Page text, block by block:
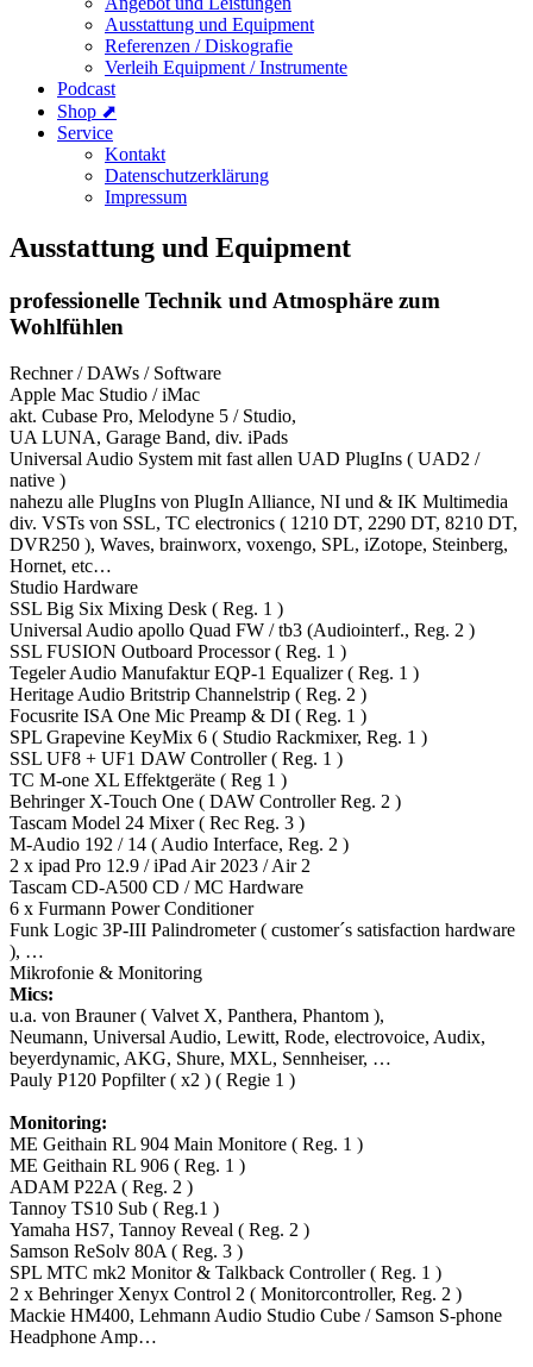
Ausstattung und Equipment
Referenzen / Diskografie
Verleih Equipment / Instrumente
Podcast
Shop ⬈
Service
Kontakt
Datenschutzerklärung
Impressum
Ausstattung und Equipment
professionelle Technik und Atmosphäre zum
Wohlfühlen
Rechner / DAWs / Software
Apple Mac Studio / iMac
akt. Cubase Pro, Melodyne 5 / Studio,
UA LUNA, Garage Band, div. iPads
Universal Audio System mit fast allen UAD PlugIns ( UAD2 /
native )
nahezu alle PlugIns von PlugIn Alliance, NI und & IK Multimedia
div. VSTs von SSL, TC electronics ( 1210 DT, 2290 DT, 8210 DT,
DVR250 ), Waves, brainworx, voxengo, SPL, iZotope, Steinberg,
Hornet, etc…
Studio Hardware
SSL Big Six Mixing Desk ( Reg. 1 )
Universal Audio apollo Quad FW / tb3 (Audiointerf., Reg. 2 )
SSL FUSION Outboard Processor ( Reg. 1 )
Tegeler Audio Manufaktur EQP-1 Equalizer ( Reg. 1 )
Heritage Audio Britstrip Channelstrip ( Reg. 2 )
Focusrite ISA One Mic Preamp & DI ( Reg. 1 )
SPL Grapevine KeyMix 6 ( Studio Rackmixer, Reg. 1 )
SSL UF8 + UF1 DAW Controller ( Reg. 1 )
TC M-one XL Effektgeräte ( Reg 1 )
Behringer X-Touch One ( DAW Controller Reg. 2 )
Tascam Model 24 Mixer ( Rec Reg. 3 )
M-Audio 192 / 14 ( Audio Interface, Reg. 2 )
2 x ipad Pro 12.9 / iPad Air 2023 / Air 2
Tascam CD-A500 CD / MC Hardware
6 x Furmann Power Conditioner
Funk Logic 3P-III Palindrometer ( customer´s satisfaction hardware
), …
Mikrofonie & Monitoring
Mics:
u.a. von Brauner ( Valvet X, Panthera, Phantom ),
Neumann, Universal Audio, Lewitt, Rode, electrovoice, Audix,
beyerdynamic, AKG, Shure, MXL, Sennheiser, …
Pauly P120 Popfilter ( x2 ) ( Regie 1 )
Monitoring:
ME Geithain RL 904 Main Monitore ( Reg. 1 )
ME Geithain RL 906 ( Reg. 1 )
ADAM P22A ( Reg. 2 )
Tannoy TS10 Sub ( Reg.1 )
Yamaha HS7, Tannoy Reveal ( Reg. 2 )
Samson ReSolv 80A ( Reg. 3 )
SPL MTC mk2 Monitor & Talkback Controller ( Reg. 1 )
2 x Behringer Xenyx Control 2 ( Monitorcontroller, Reg. 2 )
Mackie HM400, Lehmann Audio Studio Cube / Samson S-phone
Headphone Amp…